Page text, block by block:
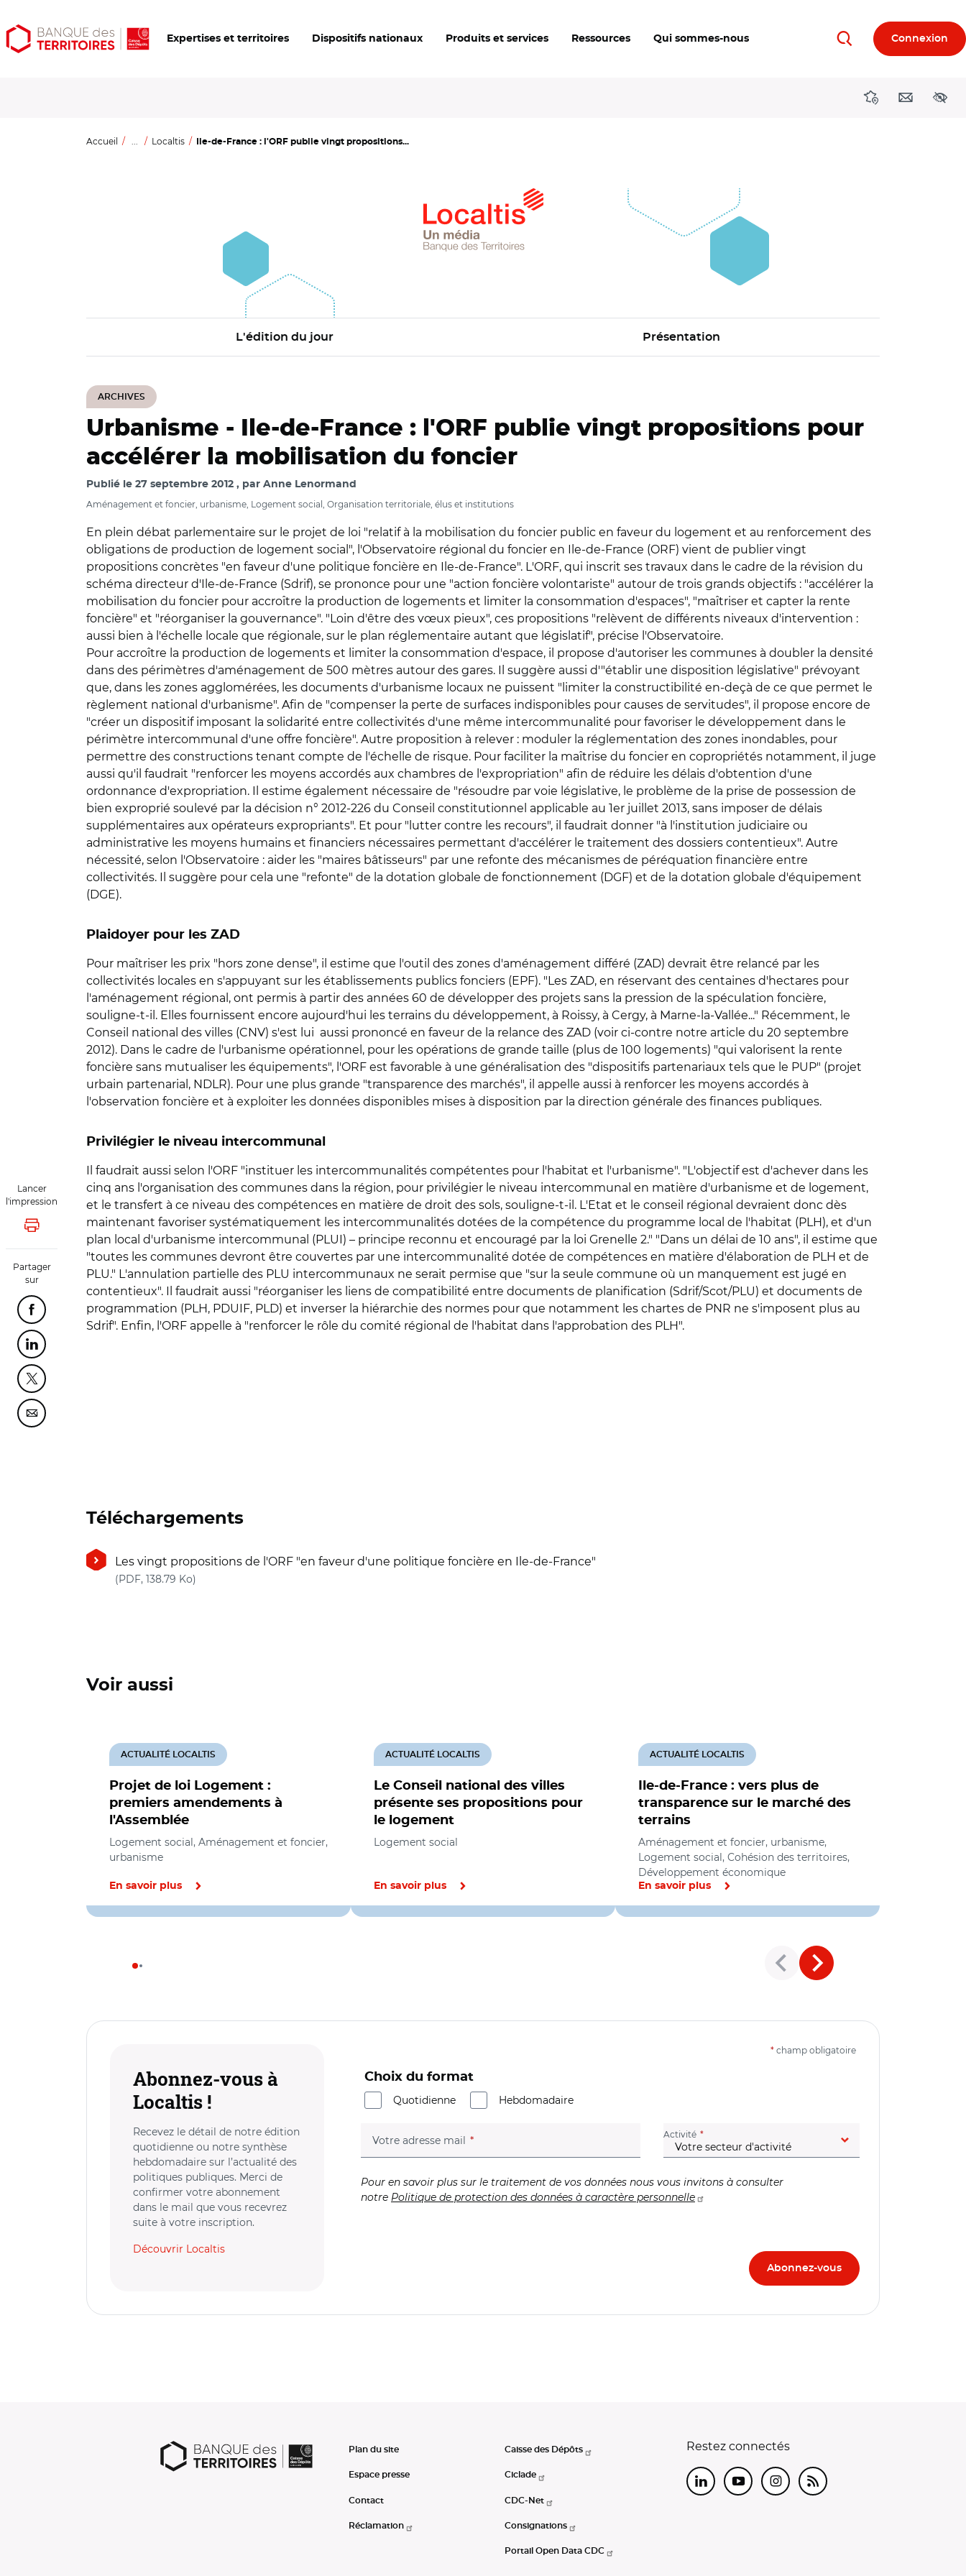
Aller
au
Aller
au
Ouvrir
les
Expertises et territoires Dispositifs nationaux Produits et services Ressources Qui sommes-nous RechercherConnexion
DirectionsContact
Accueil ... Localtis Ile-de-France : l'ORF publie vingt propositions...
L'édition du jour Présentation
ARCHIVES
Lancer
l'impression
Lancer l'impression
Partager
sur
Partager cette page sur Facebook
Partager cette page sur Linkedin
Partager cette page sur Twitter
Partager cette page sur Courriel
Urbanisme -
Ile-de-France : l'ORF publie vingt propositions pour
accélérer la mobilisation du foncier
Publié le 27 septembre 2012 par Anne Lenormand
Aménagement et foncier, urbanisme, Logement social, Organisation territoriale, élus et institutions
En plein débat parlementaire sur le projet de loi "relatif à la mobilisation du foncier public en faveur du logement et au renforcement des
obligations de production de logement social", l'Observatoire régional du foncier en Ile-de-France (ORF) vient de publier vingt
propositions concrètes "en faveur d'une politique foncière en Ile-de-France". L'ORF, qui inscrit ses travaux dans le cadre de la révision du
schéma directeur d'Ile-de-France (Sdrif), se prononce pour une "action foncière volontariste" autour de trois grands objectifs : "accélérer la
mobilisation du foncier pour accroître la production de logements et limiter la consommation d'espaces", "maîtriser et capter la rente
foncière" et "réorganiser la gouvernance". "Loin d'être des vœux pieux", ces propositions "relèvent de différents niveaux d'intervention :
aussi bien à l'échelle locale que régionale, sur le plan réglementaire autant que législatif", précise l'Observatoire.
Pour accroître la production de logements et limiter la consommation d'espace, il propose d'autoriser les communes à doubler la densité
dans des périmètres d'aménagement de 500 mètres autour des gares. Il suggère aussi d'"établir une disposition législative" prévoyant
que, dans les zones agglomérées, les documents d'urbanisme locaux ne puissent "limiter la constructibilité en-deçà de ce que permet le
règlement national d'urbanisme". Afin de "compenser la perte de surfaces indisponibles pour causes de servitudes", il propose encore de
"créer un dispositif imposant la solidarité entre collectivités d'une même intercommunalité pour favoriser le développement dans le
périmètre intercommunal d'une offre foncière". Autre proposition à relever : moduler la réglementation des zones inondables, pour
permettre des constructions tenant compte de l'échelle de risque. Pour faciliter la maîtrise du foncier en copropriétés notamment, il juge
aussi qu'il faudrait "renforcer les moyens accordés aux chambres de l'expropriation" afin de réduire les délais d'obtention d'une
ordonnance d'expropriation. Il estime également nécessaire de "résoudre par voie législative, le problème de la prise de possession de
bien exproprié soulevé par la décision n° 2012-226 du Conseil constitutionnel applicable au 1er juillet 2013, sans imposer de délais
supplémentaires aux opérateurs expropriants". Et pour "lutter contre les recours", il faudrait donner "à l'institution judiciaire ou
administrative les moyens humains et financiers nécessaires permettant d'accélérer le traitement des dossiers contentieux". Autre
nécessité, selon l'Observatoire : aider les "maires bâtisseurs" par une refonte des mécanismes de péréquation financière entre
collectivités. Il suggère pour cela une "refonte" de la dotation globale de fonctionnement (DGF) et de la dotation globale d'équipement
(DGE).
Plaidoyer pour les ZAD
Pour maîtriser les prix "hors zone dense", il estime que l'outil des zones d'aménagement différé (ZAD) devrait être relancé par les
collectivités locales en s'appuyant sur les établissements publics fonciers (EPF). "Les ZAD, en réservant des centaines d'hectares pour
l'aménagement régional, ont permis à partir des années 60 de développer des projets sans la pression de la spéculation foncière,
souligne-t-il. Elles fournissent encore aujourd'hui les terrains du développement, à Roissy, à Cergy, à Marne-la-Vallée..." Récemment, le
Conseil national des villes (CNV) s'est lui aussi prononcé en faveur de la relance des ZAD (voir ci-contre notre article du 20 septembre
2012). Dans le cadre de l'urbanisme opérationnel, pour les opérations de grande taille (plus de 100 logements) "qui valorisent la rente
foncière sans mutualiser les équipements", l'ORF est favorable à une généralisation des "dispositifs partenariaux tels que le PUP" (projet
urbain partenarial, NDLR). Pour une plus grande "transparence des marchés", il appelle aussi à renforcer les moyens accordés à
l'observation foncière et à exploiter les données disponibles mises à disposition par la direction générale des finances publiques.
Privilégier le niveau intercommunal
Il faudrait aussi selon l'ORF "instituer les intercommunalités compétentes pour l'habitat et l'urbanisme". "L'objectif est d'achever dans les
cinq ans l'organisation des communes dans la région, pour privilégier le niveau intercommunal en matière d'urbanisme et de logement,
et le transfert à ce niveau des compétences en matière de droit des sols, souligne-t-il. L'Etat et le conseil régional devraient donc dès
maintenant favoriser systématiquement les intercommunalités dotées de la compétence du programme local de l'habitat (PLH), et d'un
plan local d'urbanisme intercommunal (PLUI) – principe reconnu et encouragé par la loi Grenelle 2." "Dans un délai de 10 ans", il estime que
"toutes les communes devront être couvertes par une intercommunalité dotée de compétences en matière d'élaboration de PLH et de
PLU." L'annulation partielle des PLU intercommunaux ne serait permise que "sur la seule commune où un manquement est jugé en
contentieux". Il faudrait aussi "réorganiser les liens de compatibilité entre documents de planification (Sdrif/Scot/PLU) et documents de
programmation (PLH, PDUIF, PLD) et inverser la hiérarchie des normes pour que notamment les chartes de PNR ne s'imposent plus au
Sdrif". Enfin, l'ORF appelle à "renforcer le rôle du comité régional de l'habitat dans l'approbation des PLH".
Téléchargements
Les vingt propositions de l'ORF "en faveur d'une politique foncière en Ile-de-France"
(PDF, 138.79 Ko)
Voir aussi
Projet de loi Logement :
premiers amendements à
l'Assemblée
ACTUALITÉ LOCALTIS
Logement social, Aménagement et foncier,
urbanisme
En savoir plus
Le Conseil national des villes
présente ses propositions pour
le logement
ACTUALITÉ LOCALTIS
Logement social
En savoir plus
Ile-de-France : vers plus de
transparence sur le marché des
terrains
ACTUALITÉ LOCALTIS
Aménagement et foncier, urbanisme,
Logement social, Cohésion des territoires,
Développement économique
En savoir plus
Abonnez-vous à
Localtis !
Recevez le détail de notre édition
quotidienne ou notre synthèse
hebdomadaire sur l’actualité des
politiques publiques. Merci de
confirmer votre abonnement
dans le mail que vous recevrez
suite à votre inscription.
Découvrir Localtis
* champ obligatoire
Choix du format
Quotidienne
Hebdomadaire
Votre adresse mail (champ obligatoire) Activité (champ obligatoire)
Pour en savoir plus sur le traitement de vos données nous vous invitons à consulter
notre Politique de protection des données à caractère personnelle
Plan du site
Espace presse
Contact
Réclamation
Caisse des Dépôts
Ciclade
CDC-Net
Consignations
Portail Open Data CDC
Restez connectés
LinkedInYoutubeInstagram
RSS